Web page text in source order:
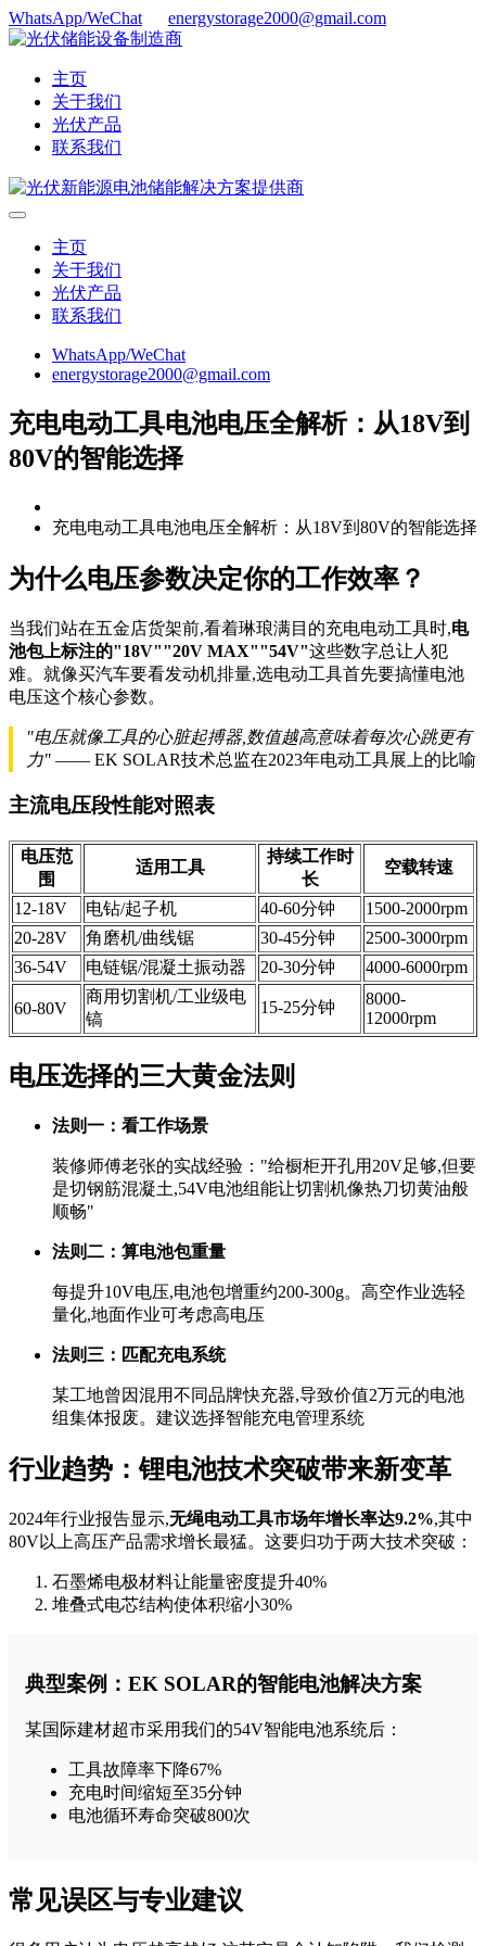
WhatsApp/WeChat energystorage2000@gmail.com
主页
关于我们
光伏产品
联系我们
主页
关于我们
光伏产品
联系我们
WhatsApp/WeChat
energystorage2000@gmail.com
充电电动工具电池电压全解析：从18V到
80V的智能选择
充电电动工具电池电压全解析：从18V到80V的智能选择
为什么电压参数决定你的工作效率？
当我们站在五金店货架前,看着琳琅满目的充电电动工具时,电
池包上标注的"18V""20V MAX""54V"这些数字总让人犯
难。就像买汽车要看发动机排量,选电动工具首先要搞懂电池
电压这个核心参数。
"电压就像工具的心脏起搏器,数值越高意味着每次心跳更有
力" —— EK SOLAR技术总监在2023年电动工具展上的比喻
主流电压段性能对照表
电压范
围
适用工具
持续工作时
长
空载转速
12-18V 电钻/起子机 40-60分钟
1500-2000rpm
20-28V
角磨机/曲线锯 30-45分钟
2500-3000rpm
36-54V
电链锯/混凝土振动器 20-30分钟 4000-6000rpm
60-80V
商用切割机/工业级电
镐
15-25分钟
8000-
12000rpm
电压选择的三大黄金法则
法则一：看工作场景
装修师傅老张的实战经验："给橱柜开孔用20V足够,但要
是切钢筋混凝土,54V电池组能让切割机像热刀切黄油般
顺畅"
法则二：算电池包重量
每提升10V电压,电池包增重约200-300g。高空作业选轻
量化,地面作业可考虑高电压
法则三：匹配充电系统
某工地曾因混用不同品牌快充器,导致价值2万元的电池
组集体报废。建议选择智能充电管理系统
行业趋势：锂电池技术突破带来新变革
2024年行业报告显示,无绳电动工具市场年增长率达9.2%,其中
80V以上高压产品需求增长最猛。这要归功于两大技术突破：
石墨烯电极材料让能量密度提升40%
堆叠式电芯结构使体积缩小30%
典型案例：EK SOLAR的智能电池解决方案
某国际建材超市采用我们的54V智能电池系统后：
工具故障率下降67%
充电时间缩短至35分钟
电池循环寿命突破800次
常见误区与专业建议